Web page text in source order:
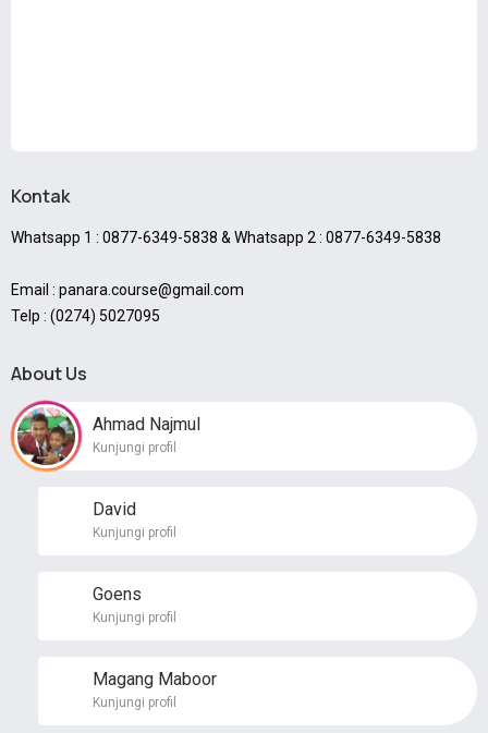
Kontak
Whatsapp 1 : 0877-6349-5838 & Whatsapp 2 : 0877-6349-5838
Email : panara.course@gmail.com
Telp : (0274) 5027095
About Us
Ahmad Najmul
Kunjungi profil
David
Kunjungi profil
Goens
Kunjungi profil
Magang Maboor
Kunjungi profil